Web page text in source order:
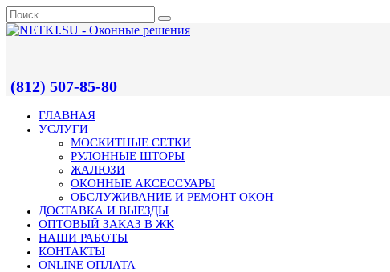
(812) 507-85-80
ГЛАВНАЯ
УСЛУГИ
МОСКИТНЫЕ СЕТКИ
РУЛОННЫЕ ШТОРЫ
ЖАЛЮЗИ
ОКОННЫЕ АКСЕССУАРЫ
ОБСЛУЖИВАНИЕ И РЕМОНТ ОКОН
ДОСТАВКА И ВЫЕЗДЫ
ОПТОВЫЙ ЗАКАЗ В ЖК
НАШИ РАБОТЫ
КОНТАКТЫ
ONLINE ОПЛАТА